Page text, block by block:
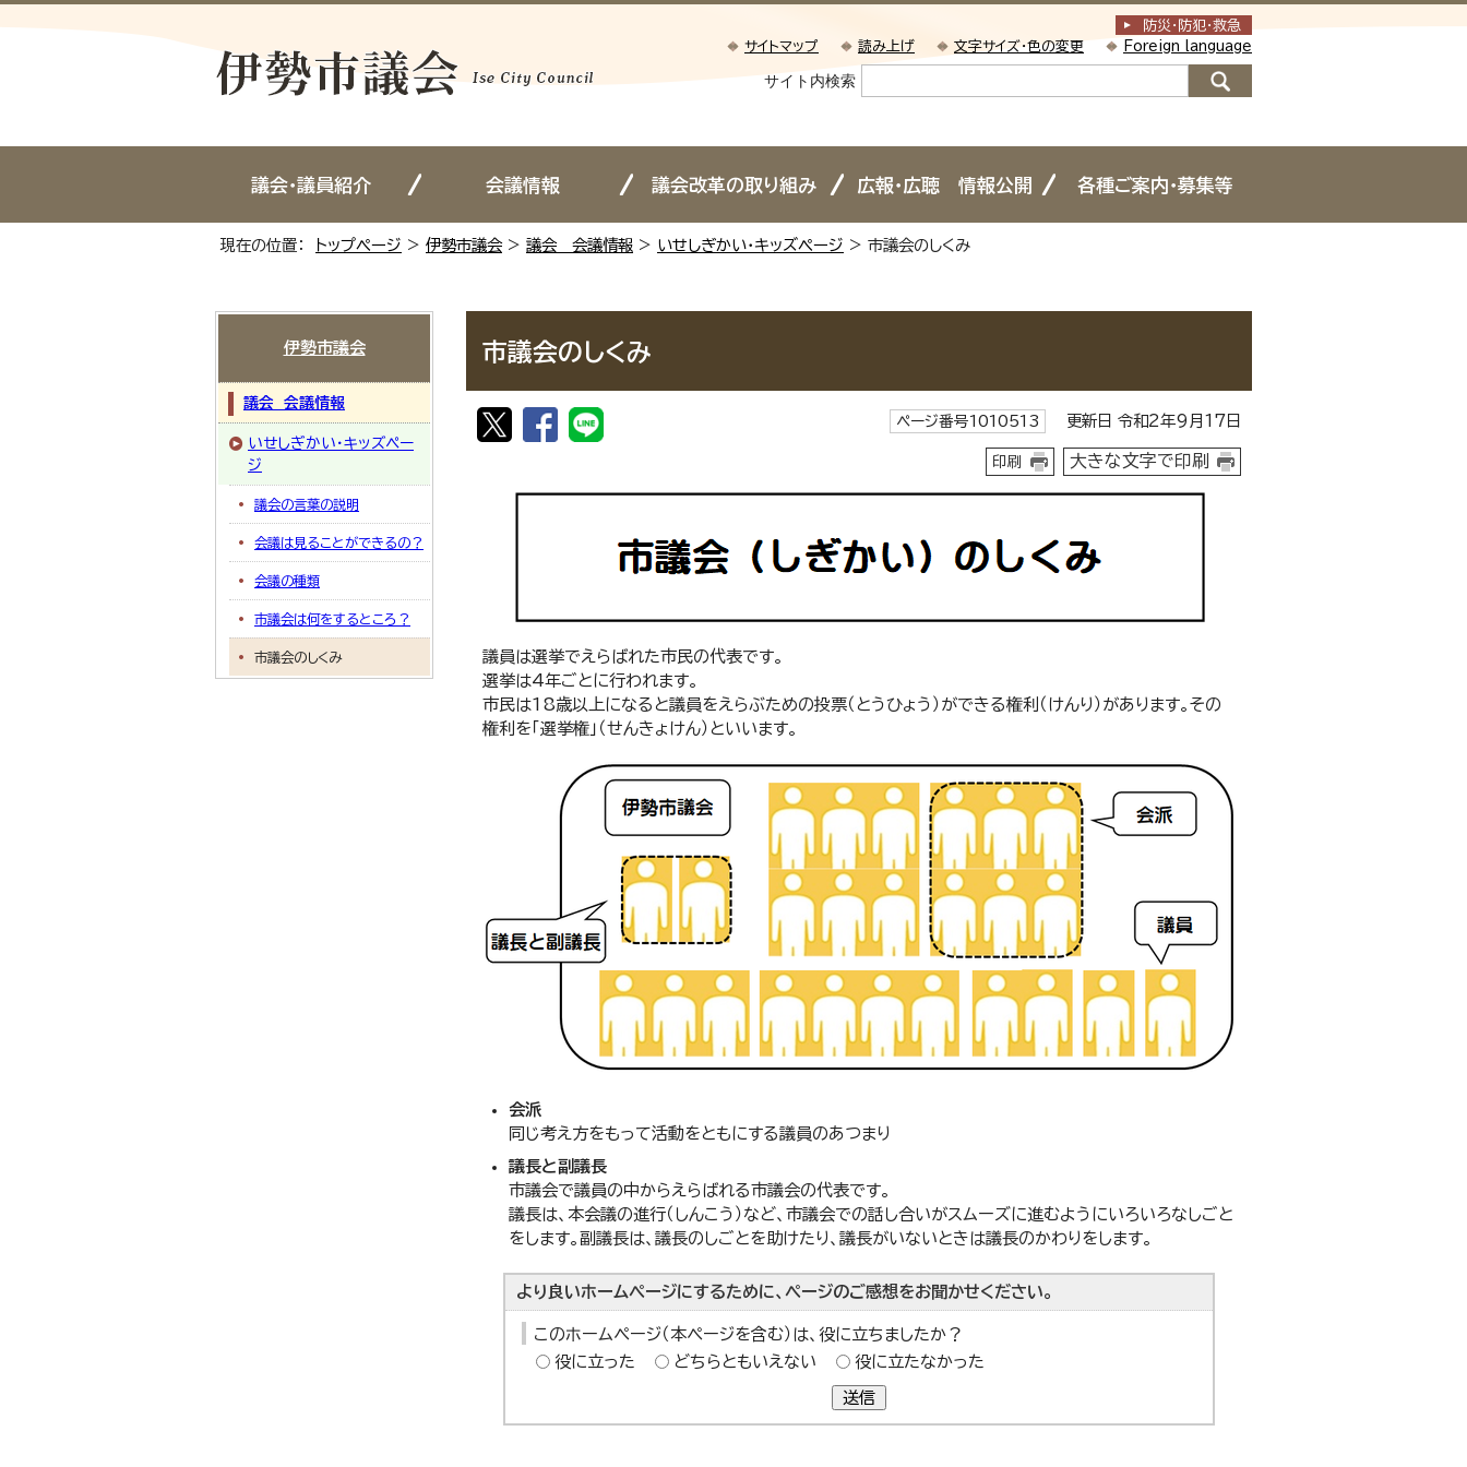
防災・防犯・救急
サイトマップ
読み上げ 文字サイズ・色の変更 Foreign language
サイト内検索
議会・議員紹介 会議情報 議会改革の取り組み 広報・広聴 情報公開 各種ご案内・募集等
現在の位置： トップページ > 伊勢市議会> 議会 会議情報 > いせしぎかい・キッズページ > 市議会のしくみ
市議会のしくみ
ページ番号1010513 更新日 令和2年9月17日
印刷 大きな文字で印刷
議員は選挙でえらばれた市民の代表です。
選挙は4年ごとに行われます。
市民は18歳以上になると議員をえらぶための投票（とうひょう）ができる権利（けんり）があります。その
権利を「選挙権」（せんきょけん）といいます。
会派
同じ考え方をもって活動をともにする議員のあつまり
議長と副議長
市議会で議員の中からえらばれる市議会の代表です。
議長は、本会議の進行（しんこう）など、市議会での話し合いがスムーズに進むようにいろいろなしごと
をします。副議長は、議長のしごとを助けたり、議長がいないときは議長のかわりをします。
より良いホームページにするために、ページのご感想をお聞かせください。
このホームページ（本ページを含む）は、役に立ちましたか？
役に立った
どちらともいえない 役に立たなかった
送信
伊勢市議会
議会 会議情報
いせしぎかい・キッズペー
ジ
議会の言葉の説明
会議は見ることができるの？
会議の種類
市議会は何をするところ？
市議会のしくみ